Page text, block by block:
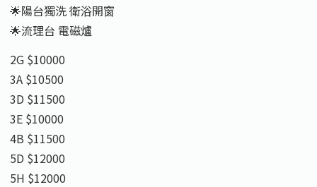
🌟陽台獨洗 衛浴開窗
🌟流理台 電磁爐
2G $10000
3A $10500
3D $11500
3E $10000
4B $11500
5D $12000
5H $12000